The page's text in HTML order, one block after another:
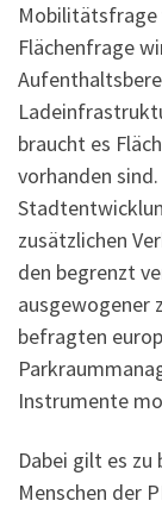
Mobilitätsfrage
Flächenfrage
braucht es
vorhanden
zusätzlichen
den begrenzt
ausgewogener
befragten
Instrumente
Dabei gilt es
Menschen der